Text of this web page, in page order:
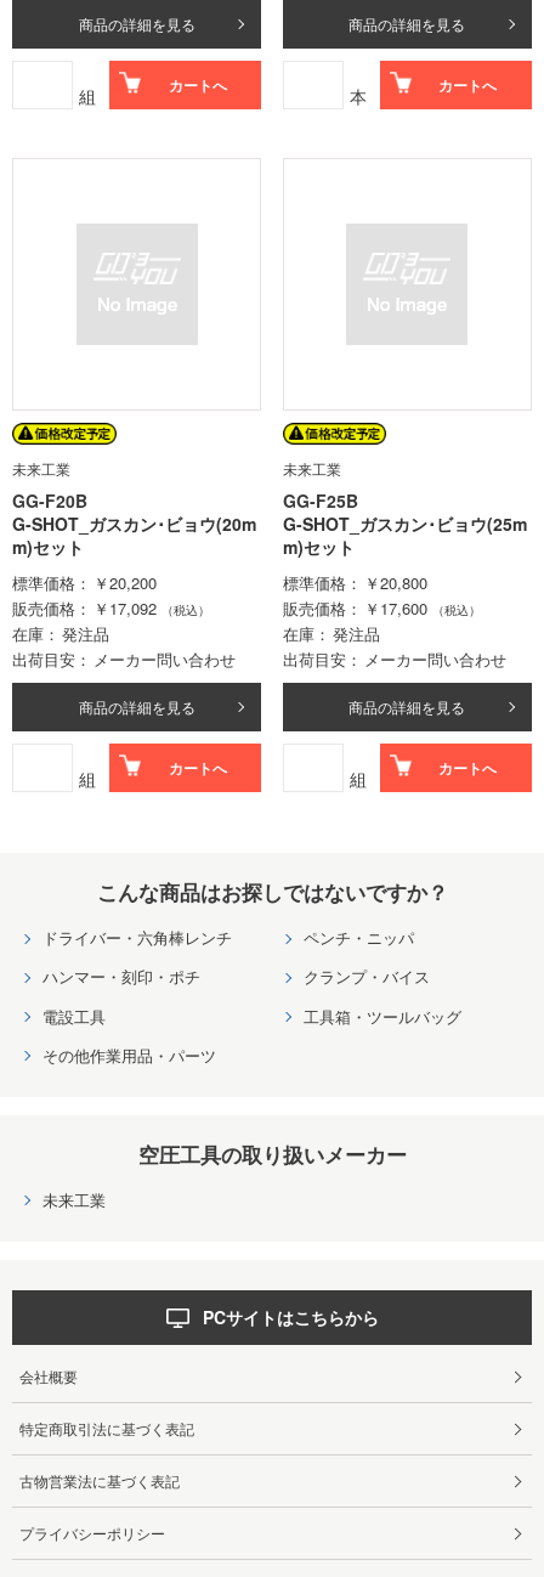
商品の詳細を見る
組 カートへ
商品の詳細を見る
本 カートへ
未来工業
GG-F20B
G-SHOT_ガスカン･ビョウ(20m
m)セット
標準価格
￥20,200
販売価格
￥17,092 （税込）
在庫
発注品
出荷目安
メーカー問い合わせ
商品の詳細を見る
組 カートへ
未来工業
GG-F25B
G-SHOT_ガスカン･ビョウ(25m
m)セット
標準価格
￥20,800
販売価格
￥17,600 （税込）
在庫
発注品
出荷目安
メーカー問い合わせ
商品の詳細を見る
組 カートへ
こんな商品はお探しではないですか？
ドライバー・六角棒レンチ
ペンチ・ニッパ
ハンマー・刻印・ポチ
クランプ・バイス
電設工具
工具箱・ツールバッグ
その他作業用品・パーツ
空圧工具の取り扱いメーカー
未来工業
PCサイトはこちらから
会社概要
特定商取引法に基づく表記
古物営業法に基づく表記
プライバシーポリシー